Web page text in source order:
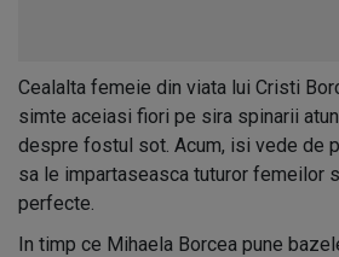
Cealalta femeie din viata lui Cristi
simte aceiasi fiori pe sira spinarii
despre fostul sot. Acum, isi vede de
sa le impartaseasca tuturor femeilor
perfecte.
In timp ce Mihaela Borcea pune